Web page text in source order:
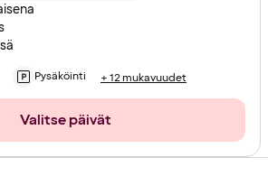
Pysäköinti + 12 mukavuudet
Valitse päivät